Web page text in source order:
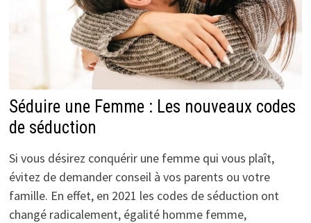
Séduire une Femme : Les nouveaux codes
de séduction
Si vous désirez conquérir une femme qui vous plaît,
évitez de demander conseil à vos parents ou votre
famille. En effet, en 2021 les codes de séduction ont
changé radicalement, égalité homme femme,